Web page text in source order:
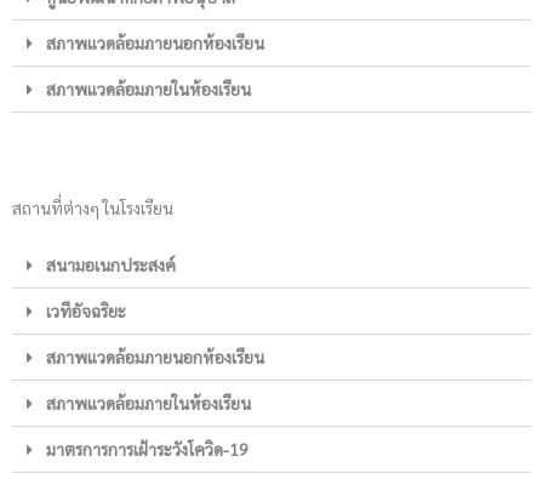
สภาพแวดล้อมภายนอกห้องเรียน
สภาพแวดล้อมภายในห้องเรียน
สถานที่ต่างๆ ในโรงเรียน
สนามอเนกประสงค์
เวทีอัจฉริยะ
สภาพแวดล้อมภายนอกห้องเรียน
สภาพแวดล้อมภายในห้องเรียน
มาตรการการเฝ้าระวังโควิด-19